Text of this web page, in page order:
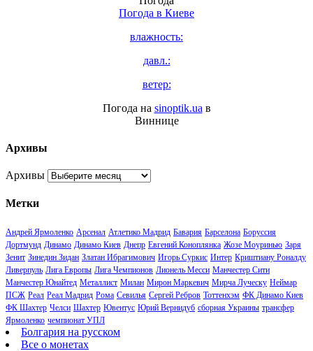
Погода в Киеве
влажность:
давл.:
ветер:
Погода на sinoptik.ua в
Виннице
Архивы
Архивы
Метки
Андрей Ярмоленко Арсенал Атлетико Мадрид Бавария Барселона Боруссия
Дортмунд Динамо Динамо Киев Днепр Евгений Коноплянка Жозе Моуринью Заря
Зенит Зинедин Зидан Златан Ибрагимович Игорь Суркис Интер Криштиану Роналду
Ливерпуль Лига Европы Лига Чемпионов Лионель Месси Манчестер Сити
Манчестер Юнайтед Металлист Милан Мирон Маркевич Мирча Луческу Неймар
ПСЖ Реал Реал Мадрид Рома Севилья Сергей Ребров Тоттенхэм ФК Динамо Киев
ФК Шахтер Челси Шахтер Ювентус Юрий Вернидуб сборная Украины трансфер
Ярмоленко чемпионат УПЛ
Болгария на русском
Все о монетах